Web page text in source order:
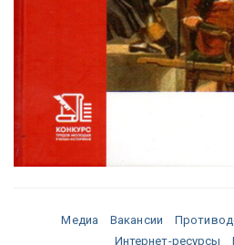
Медиа Вакансии
Интернет-ресурсы